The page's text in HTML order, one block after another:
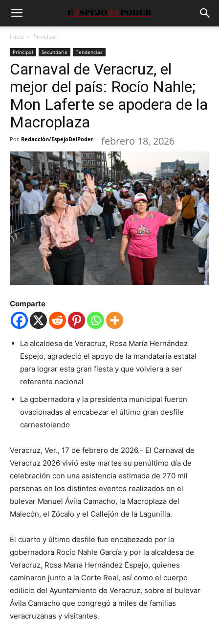
Inicio Principal
Principal Secundaria Tendencias
Carnaval de Veracruz, el
mejor del país: Rocío Nahle;
Mon Laferte se apodera de la
Macroplaza
Por Redacción/EspejoDelPoder - febrero 18, 2026
Comparte
La alcaldesa de Veracruz, Rosa María Hernández
Espejo, agradeció el apoyo de la mandataria estatal
para lograr esta gran fiesta y que volviera a ser
referente nacional
La gobernadora y la presidenta municipal fueron
ovacionadas al encabezar el último gran desfile
carnestolendo
Veracruz, Ver., 17 de febrero de 2026.- El Carnaval de
Veracruz 2026 vivió este martes su penúltimo día de
celebración con una asistencia estimada de 270 mil
personas en los distintos eventos realizados en el
bulevar Manuel Ávila Camacho, la Macroplaza del
Malecón, el Zócalo y el Callejón de la Lagunilla.
El cuarto y último desfile fue encabezado por la
gobernadora Rocío Nahle García y por la alcaldesa de
Veracruz, Rosa María Hernández Espejo, quienes
caminaron junto a la Corte Real, así como el cuerpo
edilicio del Ayuntamiento de Veracruz, sobre el bulevar
Ávila Camacho que congregó a miles de familias
veracruzanas y visitantes.